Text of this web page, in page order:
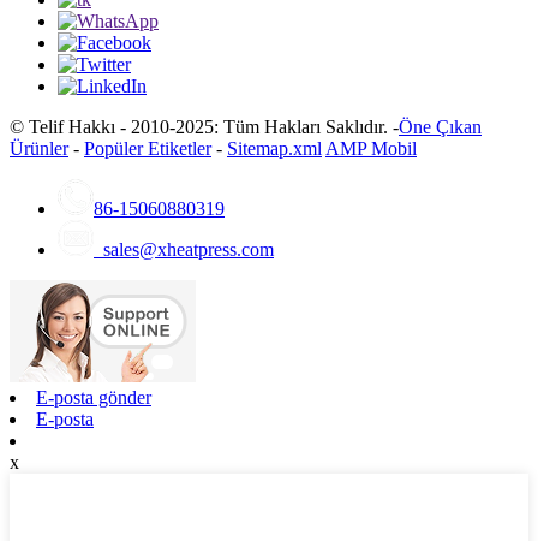
© Telif Hakkı - 2010-2025: Tüm Hakları Saklıdır. -Öne Çıkan
Ürünler- Popüler Etiketler- Sitemap.xml AMP Mobil
86-15060880319
sales@xheatpress.com
E-posta gönder
E-posta
x